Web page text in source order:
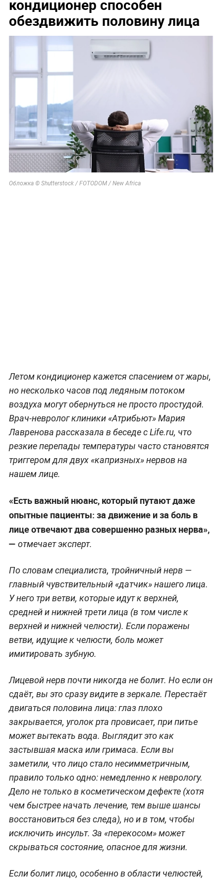
кондиционер способен
обездвижить половину лица
Обложка © Shutterstock / FOTODOM / New Africa
Летом кондиционер кажется спасением от жары,
но несколько часов под ледяным потоком
воздуха могут обернуться не просто простудой.
Врач-невролог клиники «Атрибьют» Мария
Лавренова рассказала в беседе с Life.ru, что
резкие перепады температуры часто становятся
триггером для двух «капризных» нервов на
нашем лице.
«Есть важный нюанс, который путают даже
опытные пациенты: за движение и за боль в
лице отвечают два совершенно разных нерва»,
— отмечает эксперт.
По словам специалиста, тройничный нерв —
главный чувствительный «датчик» нашего лица.
У него три ветви, которые идут к верхней,
средней и нижней трети лица (в том числе к
верхней и нижней челюсти). Если поражены
ветви, идущие к челюсти, боль может
имитировать зубную.
Лицевой нерв почти никогда не болит. Но если он
сдаёт, вы это сразу видите в зеркале. Перестаёт
двигаться половина лица: глаз плохо
закрывается, уголок рта провисает, при питье
может вытекать вода. Выглядит это как
застывшая маска или гримаса. Если вы
заметили, что лицо стало несимметричным,
правило только одно: немедленно к неврологу.
Дело не только в косметическом дефекте (хотя
чем быстрее начать лечение, тем выше шансы
восстановиться без следа), но и в том, чтобы
исключить инсульт. За «перекосом» может
скрываться состояние, опасное для жизни.
Если болит лицо, особенно в области челюстей,